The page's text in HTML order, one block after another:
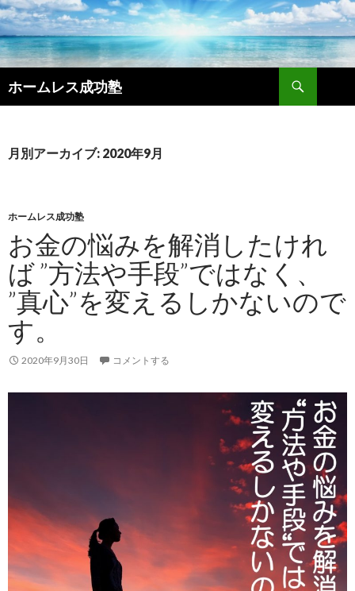
ホームレス成功塾
索
ン
キ
ッ
プ
月別アーカイブ: 2020年9月
ホームレス成功塾
お金の悩みを解消したけれ
ば ”方法や手段”ではなく、
”真心”を変えるしかないので
す。
2020年9月30日 コメントする